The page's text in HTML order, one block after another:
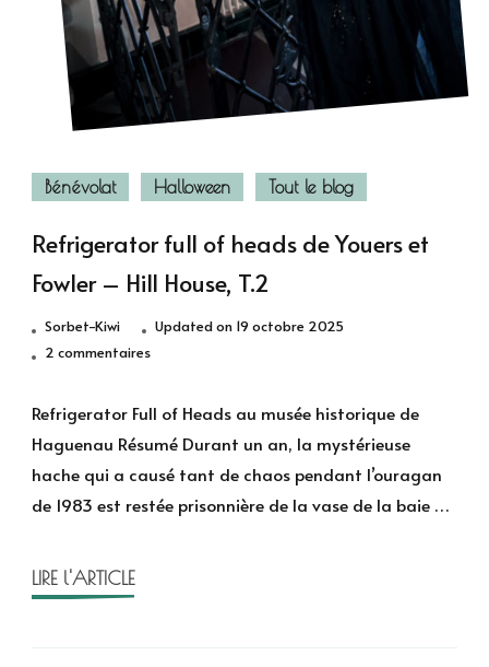
Bénévolat Halloween Tout le blog
Refrigerator full of heads de Youers et
Fowler – Hill House, T.2
Sorbet-Kiwi Updated on 19 octobre 2025
2 commentairessur
full
heads
de
Youers
Refrigerator Full of Heads au musée historique de
Haguenau Résumé Durant un an, la mystérieuse
hache qui a causé tant de chaos pendant l’ouragan
de 1983 est restée prisonnière de la vase de la baie …
LIRE l'ARTICLE